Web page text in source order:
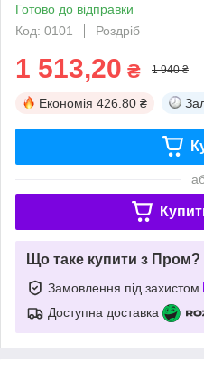
Готово до відправки
Код: 0101
Роздріб
1 513,20 ₴ 1 940 ₴
Економія 426.80 ₴
Що таке купити з Пром?
Замовлення під захистом
Доступна доставка